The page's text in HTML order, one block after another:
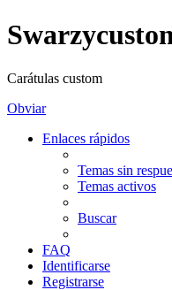
Carátulas custom
Obviar
Enlaces rápidos
Temas sin
Temas activos
Buscar
FAQ
Identificarse
Registrarse